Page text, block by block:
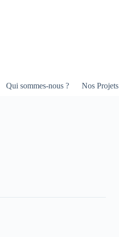
Qui sommes-nous ? Nos Projets